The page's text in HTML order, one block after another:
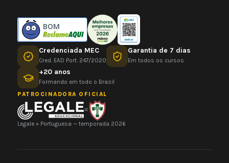
BOM
Credenciada MEC
Cred. EAD Port. 247/2020
Garantia de 7 dias
Em todos os cursos
+20 anos
Formando em todo o Brasil
PATROCINADORA OFICIAL
×
Legale × Portuguesa — temporada 2026